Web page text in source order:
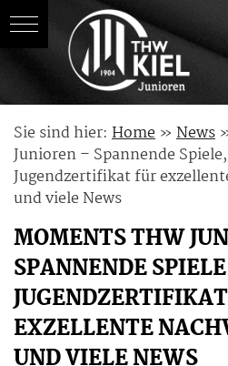
content
Sie sind hier: Home » News
Junioren – Spannende
Jugendzertifikat für
und viele News
MOMENTS THW
SPANNENDE
EXZELLENTE
UND VIELE NEWS